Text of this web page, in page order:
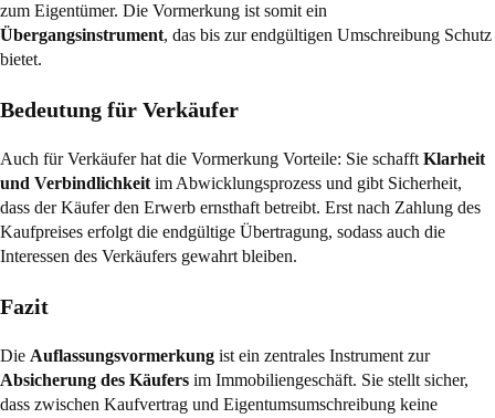
zum Eigentümer. Die Vormerkung ist somit ein
Übergangsinstrument, das bis zur endgültigen Umschreibung Schutz
bietet.
Bedeutung für Verkäufer
Auch für Verkäufer hat die Vormerkung Vorteile: Sie schafft Klarheit
und Verbindlichkeit im Abwicklungsprozess und gibt Sicherheit,
dass der Käufer den Erwerb ernsthaft betreibt. Erst nach Zahlung des
Kaufpreises erfolgt die endgültige Übertragung, sodass auch die
Interessen des Verkäufers gewahrt bleiben.
Fazit
Die Auflassungsvormerkung ist ein zentrales Instrument zur
Absicherung des Käufers im Immobiliengeschäft. Sie stellt sicher,
dass zwischen Kaufvertrag und Eigentumsumschreibung keine